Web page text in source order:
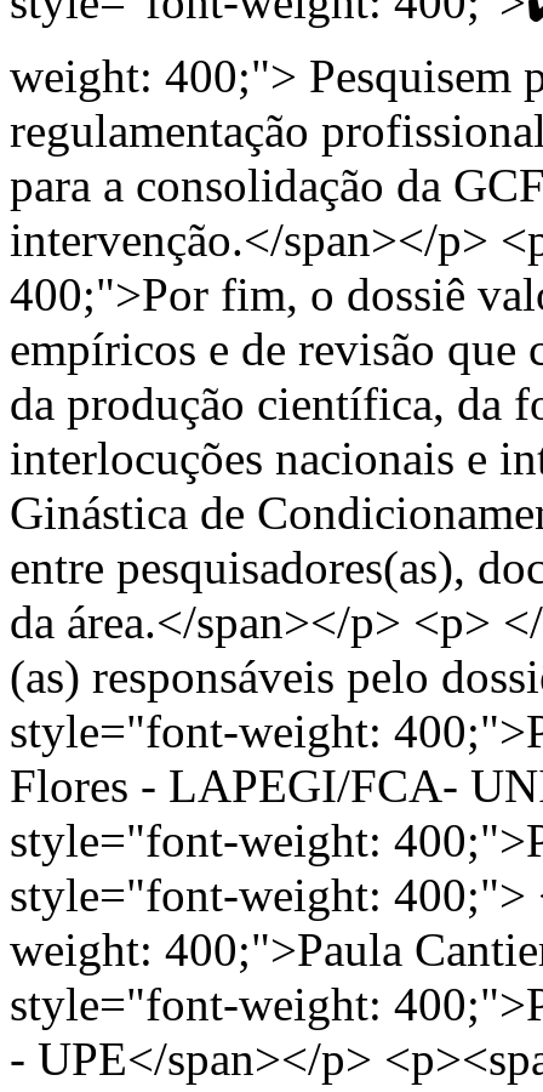
weight: 400;"> Pesquisem
regulamentação
para a consolidação da
intervenção.</span></p>
400;">Por fim, o dossiê
empíricos e de revisão
da produção científica, da
interlocuções nacionais e
Ginástica de
entre pesquisadores(as),
da área.</span></p> <p>
(as) responsáveis pelo
style="font-weight:
Flores - LAPEGI/FCA-
style="font-weight:
style="font-weight: 400;">
weight: 400;">Paula
style="font-weight:
- UPE</span></p>